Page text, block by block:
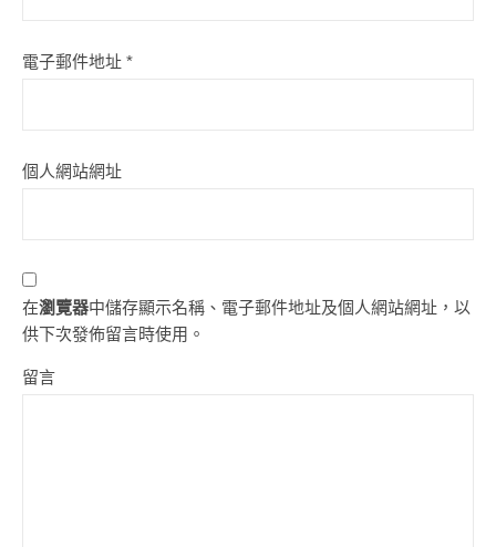
電子郵件地址 *
個人網站網址
在瀏覽器中儲存顯示名稱、電子郵件地址及個人網站網址，以
供下次發佈留言時使用。
留言